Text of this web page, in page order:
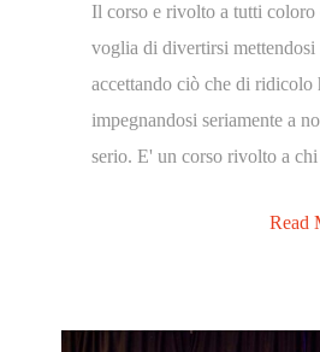
Il corso e rivolto a tutti coloro
voglia di divertirsi
accettando ciò che di ridicolo
impegnandosi seriamente a
serio. E' un corso rivolto a chi
Read